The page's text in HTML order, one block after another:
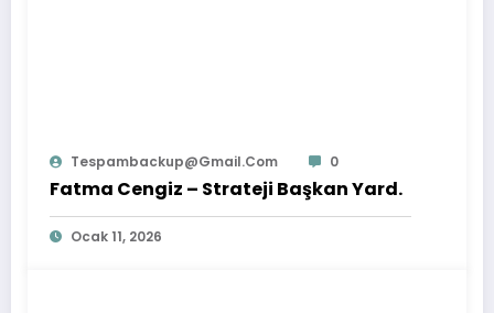
Tespambackup@gmail.com 0
Fatma Cengiz – Strateji Başkan Yard.
Ocak 11, 2026